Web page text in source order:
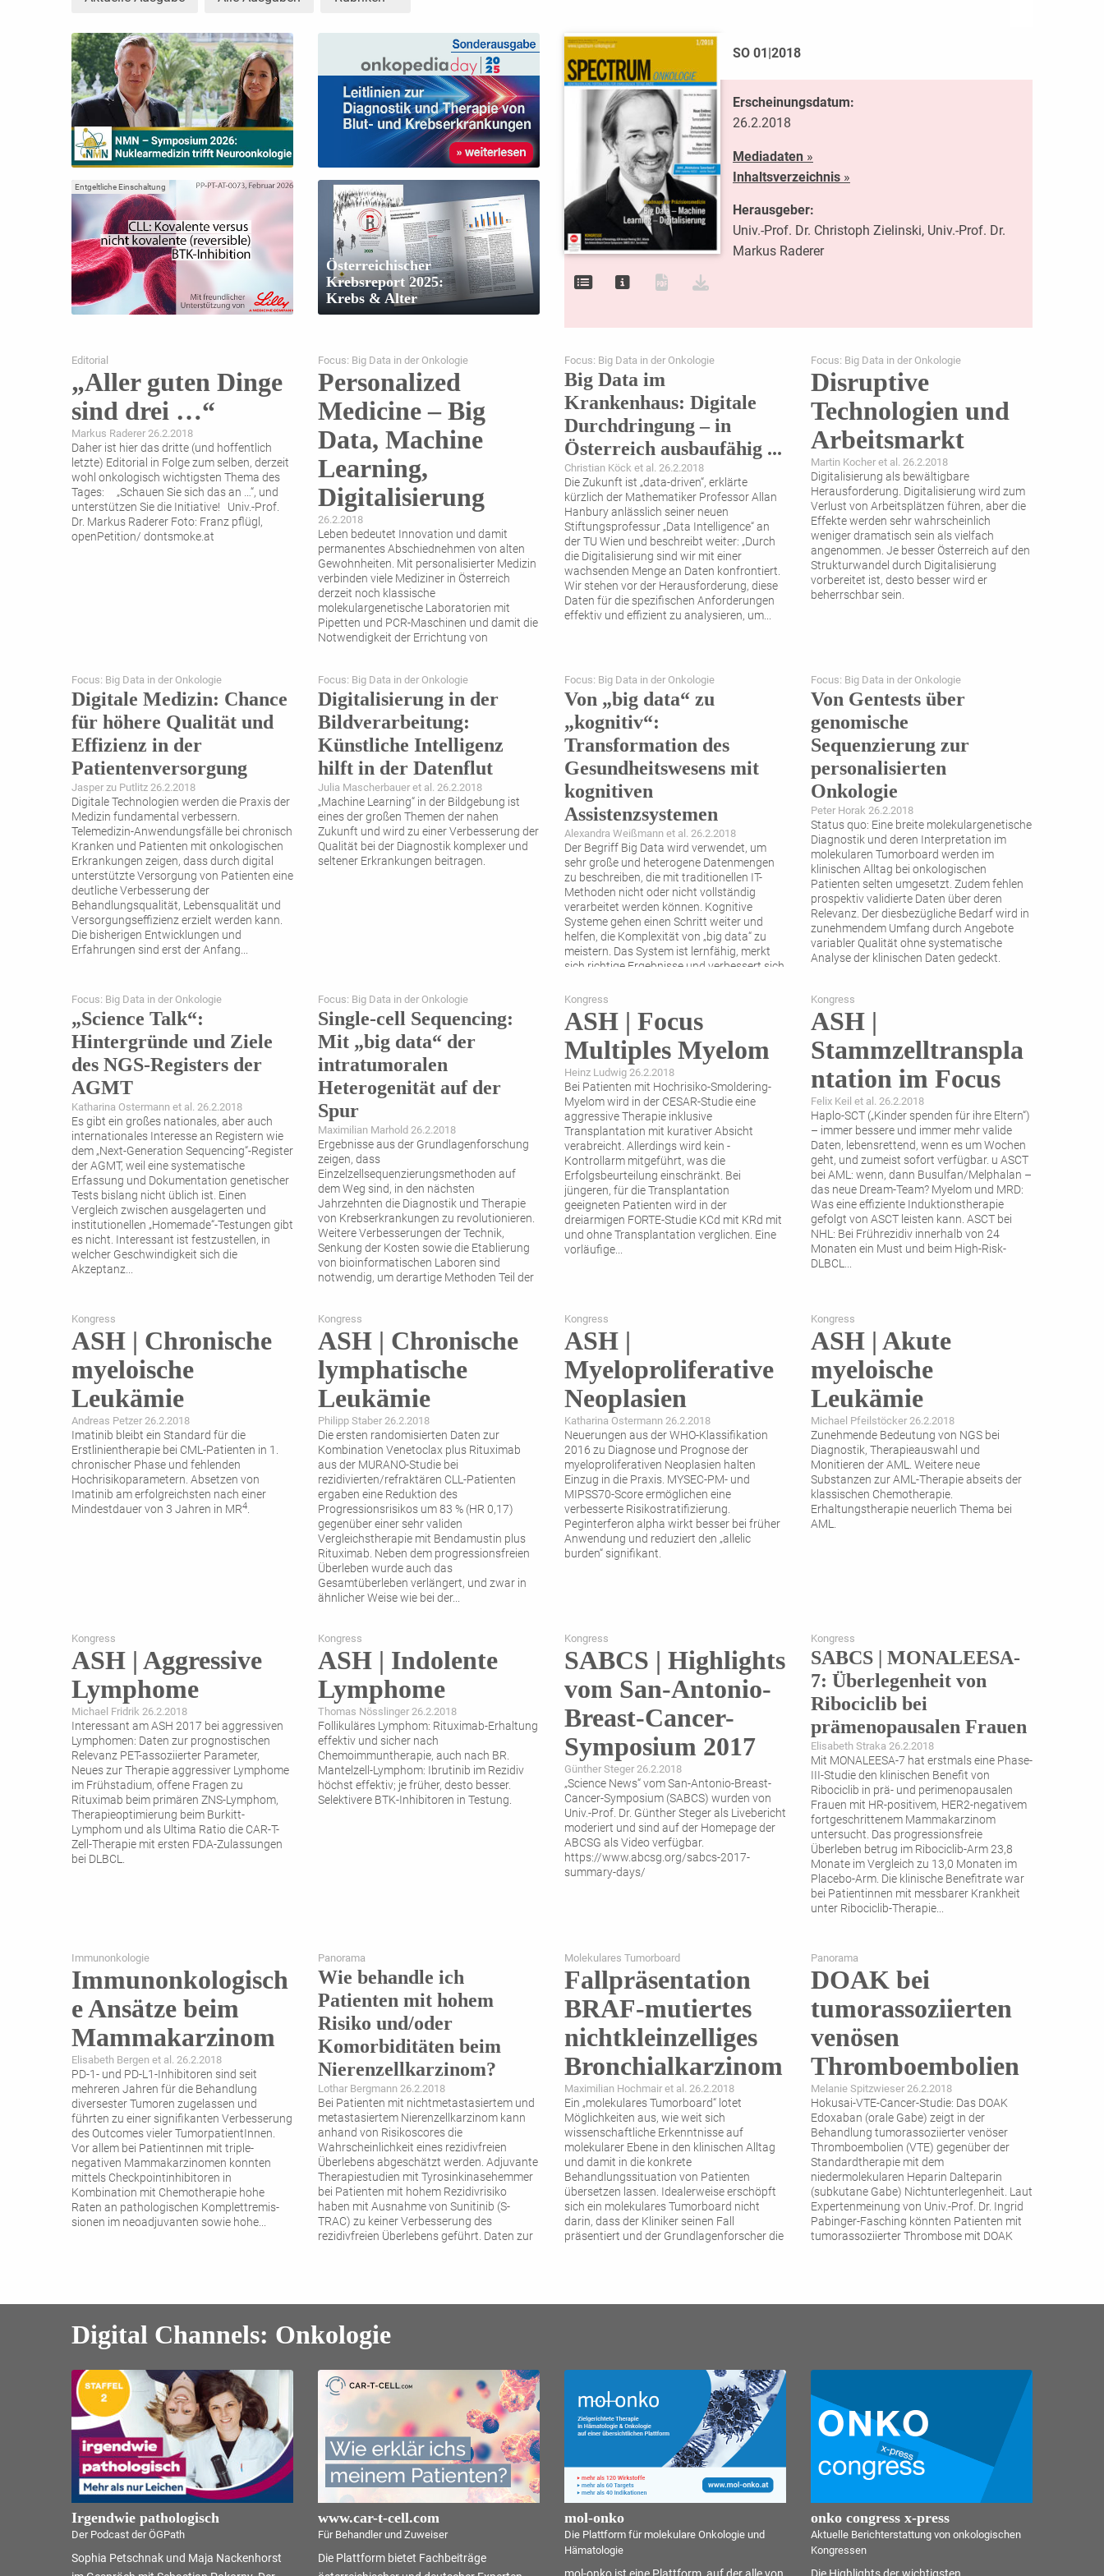
Entgeltliche Einschaltung
Österreichischer
Krebsreport 2025:
Krebs & Alter
SO 01|2018
Erscheinungsdatum:
26.2.2018
Mediadaten»
Inhaltsverzeichnis»
Herausgeber:
Univ.-Prof. Dr. Christoph Zielinski, Univ.-Prof. Dr.
Markus Raderer
Editorial
„Aller guten Dinge
sind drei …“
Markus Raderer 26.2.2018
Daher ist hier das dritte (und hoffentlich
letzte) Editorial in Folge zum selben, derzeit
wohl onkologisch wichtigsten Thema des
Tages: „Schauen Sie sich das an …“, und
unterstützen Sie die Initiative! Univ.-Prof.
Dr. Markus Raderer Foto: Franz pflügl,
openPetition/ dontsmoke.at
Focus: Big Data in der Onkologie
Personalized
Medicine – Big
Data, Machine
Learning,
Digitalisierung
26.2.2018
Leben bedeutet Innovation und damit
permanentes Abschiednehmen von alten
Gewohnheiten. Mit personalisierter Medizin
verbinden viele Mediziner in Österreich
derzeit noch klassische
molekulargenetische Laboratorien mit
Pipetten und PCR-Maschinen und damit die
Notwendigkeit der Errichtung von
allem das Defizit an bioinformatischen
Einheiten,...
Focus: Big Data in der Onkologie
Big Data im
Krankenhaus: Digitale
Durchdringung – in
Österreich ausbaufähig ...
Christian Köck et al. 26.2.2018
Die Zukunft ist „data-driven“, erklärte
kürzlich der Mathematiker Professor Allan
Hanbury anlässlich seiner neuen
Stiftungsprofessur „Data Intelligence“ an
der TU Wien und beschreibt weiter: „Durch
die Digitalisierung sind wir mit einer
wachsenden Menge an Daten konfrontiert.
Wir stehen vor der Herausforderung, diese
Daten für die spezifischen Anforderungen
effektiv und effizient zu analysieren, um...
Focus: Big Data in der Onkologie
Disruptive
Technologien und
Arbeitsmarkt
Martin Kocher et al. 26.2.2018
Digitalisierung als bewältigbare
Herausforderung. Digitalisierung wird zum
Verlust von Arbeitsplätzen führen, aber die
Effekte werden sehr wahrscheinlich
weniger dramatisch sein als vielfach
angenommen. Je besser Österreich auf den
Strukturwandel durch Digitalisierung
vorbereitet ist, desto besser wird er
beherrschbar sein.
Focus: Big Data in der Onkologie
Digitale Medizin: Chance
für höhere Qualität und
Effizienz in der
Patientenversorgung
Jasper zu Putlitz 26.2.2018
Digitale Technologien werden die Praxis der
Medizin fundamental verbessern.
Telemedizin-Anwendungsfälle bei chronisch
Kranken und Patienten mit onkologischen
Erkrankungen zeigen, dass durch digital
unterstützte Versorgung von Patienten eine
deutliche Verbesserung der
Behandlungsqualität, Lebensqualität und
Versorgungseffizienz erzielt werden kann.
Die bisherigen Entwicklungen und
Erfahrungen sind erst der Anfang...
Focus: Big Data in der Onkologie
Digitalisierung in der
Bildverarbeitung:
Künstliche Intelligenz
hilft in der Datenflut
Julia Mascherbauer et al. 26.2.2018
„Machine Learning“ in der Bildgebung ist
eines der großen Themen der nahen
Zukunft und wird zu einer Verbesserung der
Qualität bei der Diagnostik kom­plexer und
seltener Erkrankungen beitragen.
Focus: Big Data in der Onkologie
Von „big data“ zu
„kognitiv“:
Transformation des
Gesundheitswesens ­mit
kognitiven
Assistenzsystemen
Alexandra Weißmann et al. 26.2.2018
Der Begriff Big Data wird verwendet, um
sehr große und heterogene Datenmengen
zu beschreiben, die mit traditionellen IT-
Methoden nicht oder nicht vollständig
verarbeitet werden können. Kognitive
Systeme gehen einen Schritt weiter und
helfen, die Komplexität von „big data“ zu
meistern. Das System ist lernfähig, merkt
sich richtige Ergebnisse und verbessert sich
Genome...
Focus: Big Data in der Onkologie
Von Gentests über
genomische
Sequenzierung zur
personalisierten
Onkologie
Peter Horak 26.2.2018
Status quo: Eine breite molekulargenetische
Diagnostik und deren Interpretation im
molekularen Tumorboard werden im
klinischen Alltag bei onkologischen
Patienten selten umgesetzt. Zudem fehlen
prospektiv validierte Daten über deren
Relevanz. Der diesbezügliche Bedarf wird in
zunehmendem Umfang durch Angebote
variabler Qualität ohne systematische
Analyse der klinischen Daten gedeckt.
Focus: Big Data in der Onkologie
„Science Talk“:
Hintergründe und Ziele
des NGS-Registers der
AGMT
Katharina Ostermann et al. 26.2.2018
Es gibt ein großes nationales, aber auch
internationales Interesse an Registern wie
dem ­„Next-Generation Sequencing“-Register
der AGMT, weil eine systematische
Erfassung und Dokumentation genetischer
Tests bislang nicht üblich ist. Einen
Vergleich zwischen ausge­lagerten und
institutionellen „Homemade“-Testungen gibt
es nicht. Interessant ist festzustellen, in
welcher Geschwindigkeit sich die
Akzeptanz...
Focus: Big Data in der Onkologie
Single-cell Sequencing:
Mit „big data“ der
intratumoralen
Heterogenität auf der
Spur
Maximilian Marhold 26.2.2018
Ergebnisse aus der Grundlagenforschung
zeigen, dass
Einzelzellsequenzierungsmethoden auf
dem Weg sind, in den nächsten
Jahrzehnten die Diagnostik und Therapie
von Krebserkrankungen zu revolutionieren.
Weitere Verbesserungen der Technik,
Senkung der Kosten sowie die Etablierung
von bioinformatischen Laboren sind
notwendig, um derartige Methoden Teil der
Kongress
ASH | Focus
Multiples Myelom
Heinz Ludwig 26.2.2018
Bei Patienten mit Hochrisiko-Smoldering-
Myelom wird in der CESAR-Studie eine
aggressive Therapie inklusive
Transplantation mit kurativer Absicht
verabreicht. Allerdings wird kein ­
Kontrollarm mitgeführt, was die
Erfolgsbeurteilung einschränkt. Bei
jüngeren, für die Transplantation
geeigneten Patienten wird in der
dreiarmigen FORTE-Studie KCd mit KRd mit
und ohne Transplantation verglichen. Eine
vorläufige...
Kongress
ASH |
Stammzelltranspla
ntation im Focus
Felix Keil et al. 26.2.2018
Haplo-SCT („Kinder spenden für ihre Eltern“)
– immer bessere und immer mehr valide
Daten, lebensrettend, wenn es um Wochen
geht, und zumeist sofort verfügbar. u ASCT
bei AML: wenn, dann Busulfan/Melphalan –
das neue Dream-Team? Myelom und MRD:
Was eine effiziente Induktionstherapie
gefolgt von ASCT leisten kann. ASCT bei
NHL: Bei Frührezidiv innerhalb von 24
Monaten ein Must und beim ­High-Risk-
DLBCL...
Kongress
ASH | Chronische
myeloische
Leukämie
Andreas Petzer 26.2.2018
Imatinib bleibt ein Standard für die
Erstlinientherapie bei CML-Patienten in 1.
chronischer Phase und fehlenden
Hochrisikoparametern. Absetzen von
Imatinib am erfolgreichsten nach einer
Mindestdauer von ­3 Jahren in MR4.
Kongress
ASH | Chronische
lymphatische
Leukämie
Philipp Staber 26.2.2018
Die ersten randomisierten Daten zur
Kombination Venetoclax plus Rituximab
aus der MURANO-Studie bei
rezidivierten/refraktären CLL-Patienten
ergaben eine Reduktion des
Progressionsrisikos um 83 % (HR 0,17)
gegenüber einer sehr validen
Vergleichstherapie mit Bendamustin plus
Rituximab. Neben dem progressionsfreien
Überleben wurde auch das
Gesamtüberleben verlängert, und zwar in
ähnlicher Weise wie bei der...
Kongress
ASH |
Myeloproliferative
Neoplasien
Katharina Ostermann 26.2.2018
Neuerungen aus der WHO-Klassifikation
2016 zu Diagnose und Prognose der
myelopro­liferativen Neoplasien halten
Einzug in die Praxis. MYSEC-PM- und
MIPSS70-Score ermöglichen eine
verbesserte Risikostratifizierung.
Peginterferon alpha wirkt besser bei früher
Anwendung und reduziert den „allelic
burden“ signifikant.
Kongress
ASH | Akute
myeloische
Leukämie
Michael Pfeilstöcker 26.2.2018
Zunehmende Bedeutung von NGS bei
Diagnostik, Therapieauswahl und
Monitieren der AML. Weitere neue
Substanzen zur AML-Therapie abseits der
klassischen Chemotherapie.
Erhaltungstherapie neuerlich Thema bei
AML.
Kongress
ASH | Aggressive
Lymphome
Michael Fridrik 26.2.2018
Interessant am ASH 2017 bei aggressiven
Lymphomen: Daten zur prognostischen
Relevanz PET-assoziierter Parameter,
Neues zur Therapie aggressiver Lymphome
im Frühstadium, offene Fragen zu
Rituximab beim primären ZNS-Lymphom,
Therapieoptimierung beim Burkitt-
Lymphom und als Ultima Ratio die CAR-T-
Zell-Therapie mit ersten FDA-Zulassungen
bei DLBCL.
Kongress
ASH | Indolente
Lymphome
Thomas Nösslinger 26.2.2018
Follikuläres Lymphom: Rituximab-Erhaltung
effektiv und sicher nach
Chemoimmuntherapie, auch nach BR.
Mantelzell-Lymphom: Ibrutinib im Rezidiv
höchst effektiv; je früher, desto besser.
Selektivere BTK-Inhibitoren in Testung.
Kongress
SABCS | Highlights
vom San-Antonio-
Breast-Cancer-
Symposium 2017
Günther Steger 26.2.2018
„Science News“ vom San-Antonio-Breast-
Cancer-Symposium (SABCS) wurden von
Univ.-Prof. Dr. Günther Steger als Livebericht
moderiert und sind auf der Homepage der
ABCSG als Video verfügbar.
https://www.abcsg.org/sabcs-2017-
summary-days/
Kongress
SABCS | MONALEESA-
7: Überlegenheit von
Ribociclib bei
prämenopausalen Frauen
Elisabeth Straka 26.2.2018
Mit MONALEESA-7 hat erstmals eine Phase-
III-Studie den klinischen Benefit von
Ribociclib in prä- und perimenopausalen
Frauen mit HR-positivem, HER2-negativem
fortgeschrittenem Mammakarzinom
untersucht. Das progressionsfreie
Überleben betrug im Ribociclib-Arm 23,8
Monate im Vergleich zu 13,0 Monaten im
Placebo-Arm. Die klinische Benefitrate war
bei Patientinnen mit messbarer Krankheit
unter Ribociclib-Therapie...
Immunonkologie
Immunonkologisch
e Ansätze beim
Mammakarzinom
Elisabeth Bergen et al. 26.2.2018
PD-1- und PD-L1-Inhibitoren sind seit
mehreren Jahren für die Behandlung
diversester Tumoren zugelassen und
führten zu einer signifikanten Verbesserung
des Outcomes vieler TumorpatientInnen.
Vor allem bei Patientinnen mit triple-
negativen Mammakarzinomen konnten
mittels Checkpoint­inhibitoren in
Kombination mit Chemotherapie hohe
Raten an pathologischen Komplettremis­
sionen im neoadjuvanten sowie hohe...
Panorama
Wie behandle ich
Patienten mit hohem
Risiko und/oder
Komorbiditäten beim
Nierenzellkarzinom?
Lothar Bergmann 26.2.2018
Bei Patienten mit nichtmetastasiertem und
metastasiertem Nierenzellkarzinom kann
anhand von Risikoscores die
Wahrscheinlichkeit eines rezidivfreien
Überlebens abgeschätzt werden. Adjuvante
Therapiestudien mit Tyrosinkinasehemmer
bei Patienten mit hohem Rezidivrisiko
haben mit Ausnahme von Sunitinib (S-
TRAC) zu keiner Verbesserung des
rezidivfreien ­Überlebens geführt. Daten zur
Molekulares Tumorboard
Fallpräsentation
BRAF-mutiertes
nichtkleinzelliges
Bronchialkarzinom
Maximilian Hochmair et al. 26.2.2018
Ein „molekulares Tumorboard“ lotet
Möglichkeiten aus, wie weit sich
wissenschaftliche Erkenntnisse auf
molekularer Ebene in den klinischen Alltag
und damit in die konkrete
Behandlungssituation von Patienten
übersetzen lassen. Idealerweise erschöpft
sich ein molekulares Tumorboard nicht
darin, dass der Kliniker seinen Fall
präsentiert und der Grundlagenforscher die
Panorama
DOAK bei
tumorassoziierten
venösen
Thromboembolien
Melanie Spitzwieser 26.2.2018
Hokusai-VTE-Cancer-Studie: Das DOAK
Edoxaban (orale Gabe) zeigt in der
Behandlung tumor­assoziierter venöser
Thromboembolien (VTE) gegenüber der
Standardtherapie mit dem
niedermolekularen Heparin Dalteparin
(subkutane Gabe) Nichtunterlegenheit. Laut
Expertenmeinung von Univ.-Prof. Dr. Ingrid
Pabinger-Fasching könnten Patienten mit
tumorassoziierter Thrombose mit DOAK
Digital Channels: Onkologie
Irgendwie pathologisch
Der Podcast der ÖGPath
Sophia Petschnak und Maja Nackenhorst
www.car-t-cell.com
Für Behandler und Zuweiser
Die Plattform bietet Fachbeiträge
mol-onko
Die Plattform für molekulare Onkologie und
Hämatologie
onko congress x-press
Aktuelle Berichterstattung von onkologischen
Kongressen